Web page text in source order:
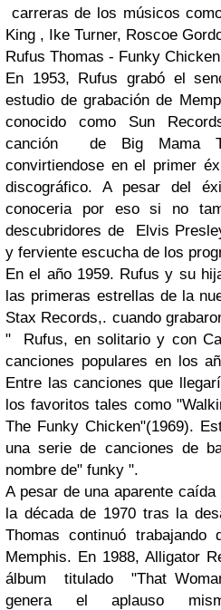
carreras de los músicos
King , Ike Turner, Roscoe
Rufus Thomas - Funky Chicken
En 1953, Rufus grabó el
estudio de grabación de
conocido como Sun
canción de Big Mama
convirtiendose en el primer
discográfico. A pesar del
conoceria por eso si no
descubridores de Elvis
y ferviente escucha de los
En el año 1959. Rufus y su
las primeras estrellas de la
Stax Records,. cuando
" Rufus, en solitario y con
canciones populares en los
Entre las canciones que
los favoritos tales como
The Funky Chicken"(1969).
una serie de canciones de
nombre de" funky ".
A pesar de una aparente
la década de 1970 tras la
Thomas continuó trabajando
Memphis. En 1988, Alligator
álbum titulado "That
genera el aplauso